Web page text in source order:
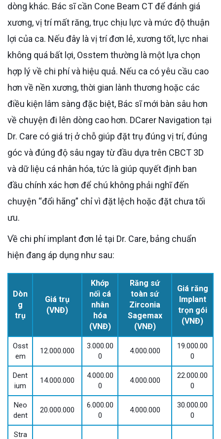
dòng khác. Bác sĩ cần Cone Beam CT để đánh giá
xương, vị trí mất răng, trục chịu lực và mức độ thuận
lợi của ca. Nếu đây là vị trí đơn lẻ, xương tốt, lực nhai
không quá bất lợi, Osstem thường là một lựa chọn
hợp lý về chi phí và hiệu quả. Nếu ca có yêu cầu cao
hơn về nền xương, thời gian lành thương hoặc các
điều kiện lâm sàng đặc biệt, Bác sĩ mới bàn sâu hơn
về chuyện đi lên dòng cao hơn. DCarer Navigation tại
Dr. Care có giá trị ở chỗ giúp đặt trụ đúng vị trí, đúng
góc và đúng độ sâu ngay từ đầu dựa trên CBCT 3D
và dữ liệu cá nhân hóa, tức là giúp quyết định ban
đầu chính xác hơn để chú không phải nghĩ đến
chuyện “đổi hãng” chỉ vì đặt lệch hoặc đặt chưa tối
ưu.
Về chi phí implant đơn lẻ tại Dr. Care, bảng chuẩn
hiện đang áp dụng như sau:
Dòn
g
trụ
Giá trụ
(VNĐ)
Khớp
nối cá
nhân
hóa
(VNĐ)
Răng sứ
toàn sứ
Zirconia
Sagemax
(VNĐ)
Giá răng
Implant
trọn gói
(VNĐ)
Osst
em
12.000.000
3.000.00
0
4.000.000
19.000.00
0
Dent
ium
14.000.000
4.000.00
0
4.000.000
22.000.00
0
Neo
dent
20.000.000
6.000.00
0
4.000.000
30.000.00
0
Stra